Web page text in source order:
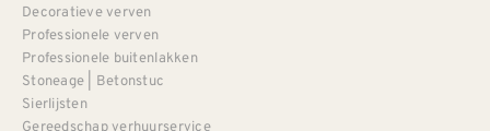
Decoratieve verven
Professionele verven
Professionele buitenlakken
Stoneage | Betonstuc
Sierlijsten
Gereedschap verhuurservice